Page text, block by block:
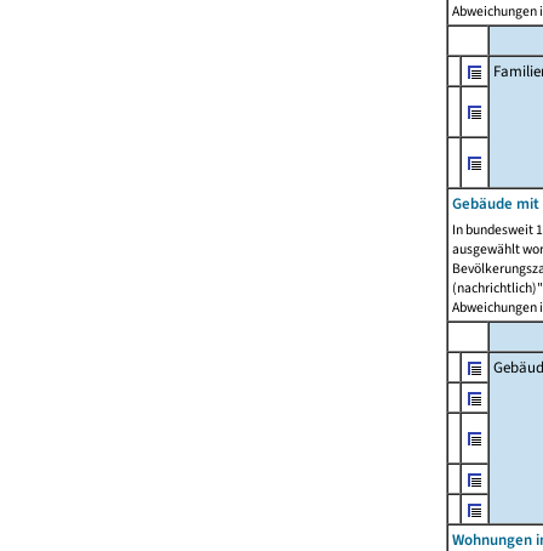
Abweichungen
Gebäude
In bundesweit
ausgewählt
Abweichungen
Wohnungen